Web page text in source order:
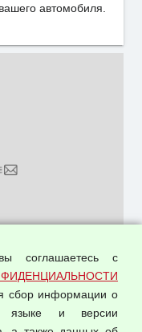
автомобиля.
данных
соглашаетесь с
сбор информации о
языке и версии